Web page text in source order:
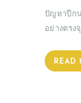
ปัญหาปีกน
อย่างตรง
READ